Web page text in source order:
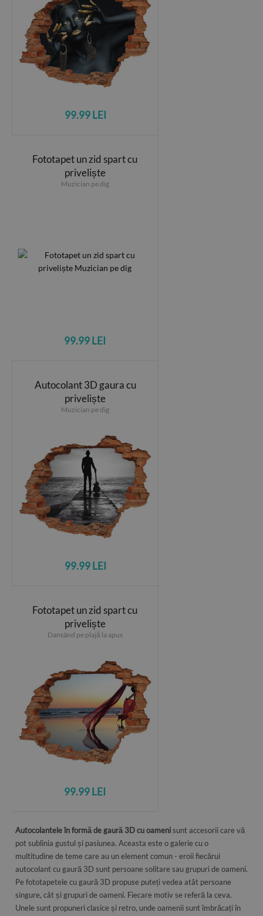
99.99 LEI
Fototapet un zid spart cu
priveliște
Muzician pe dig
99.99 LEI
Autocolant 3D gaura cu
priveliște
Muzician pe dig
99.99 LEI
Fototapet un zid spart cu
priveliște
Dansând pe plajă la apus
99.99 LEI
Autocolantele în formă de gaură 3D cu oamenisunt accesorii care vă
pot sublinia gustul și pasiunea. Aceasta este o galerie cu o
multitudine de teme care au un element comun - eroii fiecărui
autocolant cu gaură 3D sunt persoane solitare sau grupuri de oameni.
Pe fototapetele cu gaură 3D propuse puteți vedea atât persoane
singure, cât și grupuri de oameni. Fiecare motiv se referă la ceva.
Unele sunt propuneri clasice și retro, unde oamenii sunt îmbrăcați în